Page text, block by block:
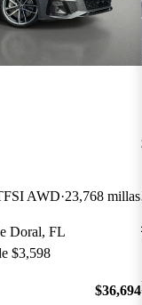
AWD 23,768 millas
Doral, FL
$3,598
$36,694